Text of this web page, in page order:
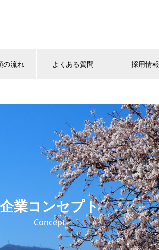
の流れ よくある質問 採用情報
企業コンセプト
Concept